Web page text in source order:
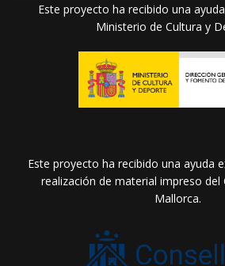
Este proyecto ha recibido una
Ministerio de Cultura y
Este proyecto ha recibido una ayuda
realización de material impreso del
Mallorca.